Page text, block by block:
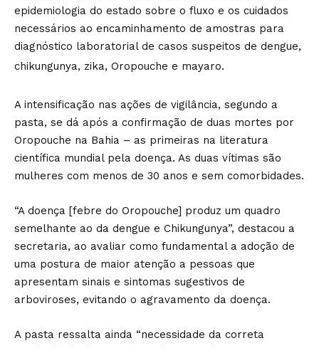
epidemiologia do estado sobre o fluxo e os cuidados
necessários ao encaminhamento de amostras para
diagnóstico laboratorial de casos suspeitos de dengue,
chikungunya, zika, Oropouche e mayaro.
A intensificação nas ações de vigilância, segundo a
pasta, se dá após a confirmação de duas mortes por
Oropouche na Bahia – as primeiras na literatura
científica mundial pela doença. As duas vítimas são
mulheres com menos de 30 anos e sem comorbidades.
“A doença [febre do Oropouche] produz um quadro
semelhante ao da dengue e Chikungunya”, destacou a
secretaria, ao avaliar como fundamental a adoção de
uma postura de maior atenção a pessoas que
apresentam sinais e sintomas sugestivos de
arboviroses, evitando o agravamento da doença.
A pasta ressalta ainda “necessidade da correta